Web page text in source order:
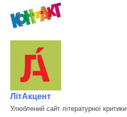
ЛітАкцент
Улюблений сайт літературної критики